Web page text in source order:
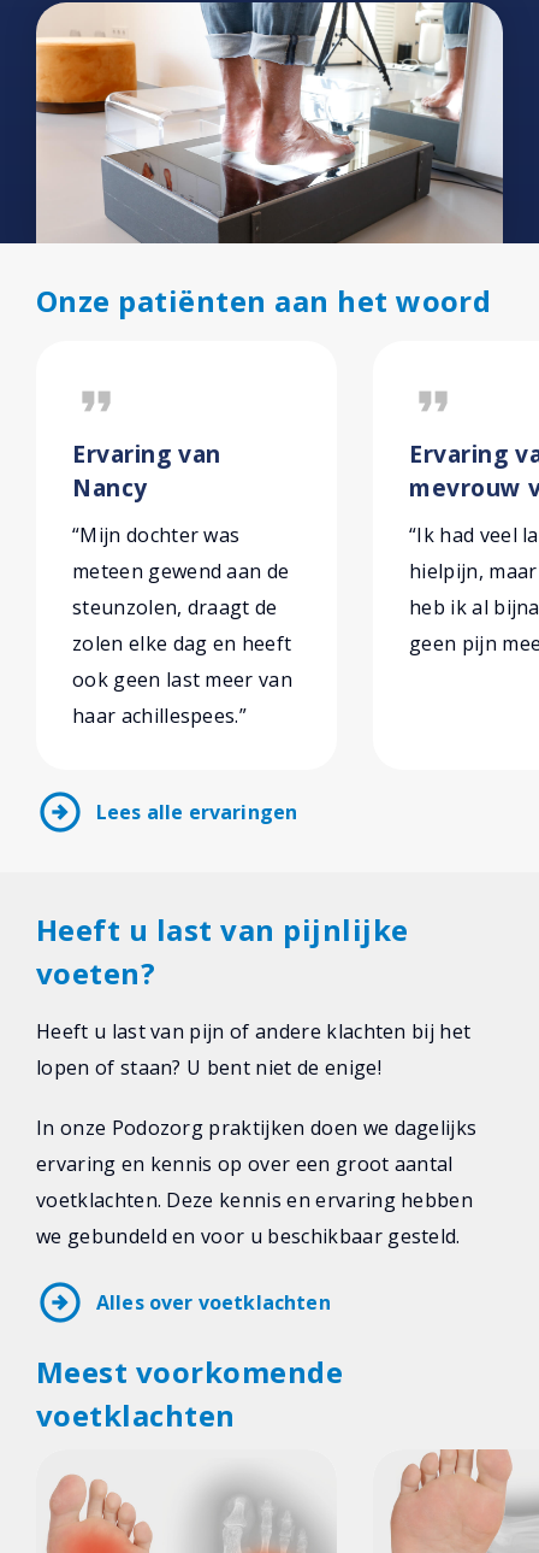
Onze patiënten aan het woord
format_quote
Ervaring van
Nancy
“Mijn dochter was
meteen gewend aan de
steunzolen, draagt de
zolen elke dag en heeft
ook geen last meer van
haar achillespees.”
format_quote
Ervaring
mevrouw
“Ik had veel
hielpijn,
heb ik al
geen pijn
arrow_circle_right Lees alle ervaringen
Heeft u last van pijnlijke
voeten?
Heeft u last van pijn of andere klachten bij het
lopen of staan? U bent niet de enige!
In onze Podozorg praktijken doen we dagelijks
ervaring en kennis op over een groot aantal
voetklachten. Deze kennis en ervaring hebben
we gebundeld en voor u beschikbaar gesteld.
arrow_circle_right Alles over voetklachten
Meest voorkomende
voetklachten